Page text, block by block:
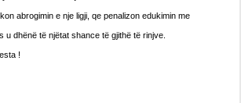
abrogimin e nje ligji, qe penalizon edukimin me
u dhënë të njëtat shance të gjithë të rinjve.
!